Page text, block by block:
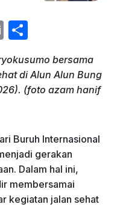
E
ai
l
ar
e
bersama
di Alun Alun Bung
(foto azam hanif
Buruh Internasional
gerakan
Dalam hal ini,
membersamai
kegiatan jalan sehat